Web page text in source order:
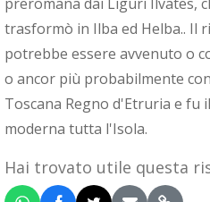
trasformò in Ilba ed Helba.. Il
potrebbe essere avvenuto o
o ancor più probabilmente
Toscana Regno d'Etruria e fu
moderna tutta l'Isola.
Hai trovato utile questa